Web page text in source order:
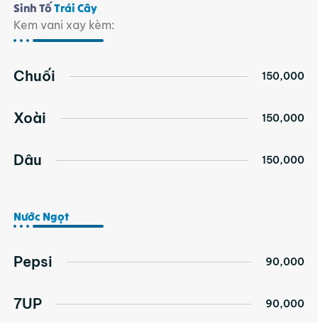
Sinh TốTrái Cây
Kem vani xay kèm:
Chuối 150,000
Xoài 150,000
Dâu 150,000
Nước Ngọt
Pepsi 90,000
7UP 90,000